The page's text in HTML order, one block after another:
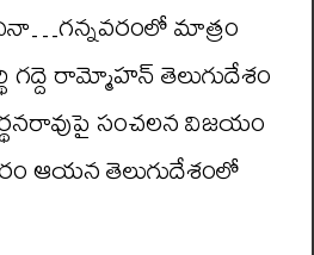
మాత్రం
గద్దె రామ్మోహన్ తెలుగుదేశం
సంచలన విజయం
ఆయన తెలుగుదేశంలో